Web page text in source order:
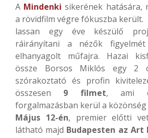
A Mindenki sikerének hatására,
a rövidfilm végre fókuszba került.
lassan egy éve készülő
ráirányítani a nézők
elhanyagolt műfajra. Hazai
össze Borsos Miklós egy 2
szórakoztató és profin
összesen 9 filmet, ami
forgalmazásban kerül a közönség
Május 12-én, premier előtti
látható majd Budapesten az Art